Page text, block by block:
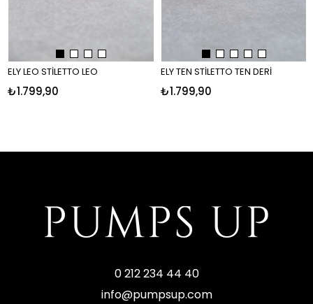
ELY LEO STİLETTO LEO
₺1.799,90
ELY TEN STİLETTO TEN DERİ
₺1.799,90
0 212 234 44 40
info@pumpsup.com